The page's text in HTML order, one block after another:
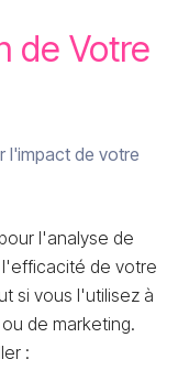
de Votre
l'impact de votre
l'analyse de
l'efficacité de votre
si vous l'utilisez à
de marketing.
: